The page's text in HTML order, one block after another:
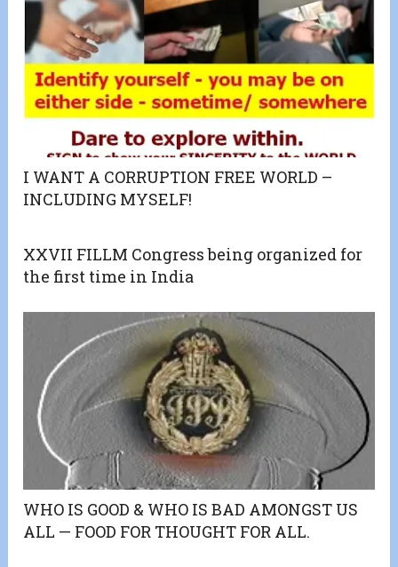
I WANT A CORRUPTION FREE WORLD –
INCLUDING MYSELF!
XXVII FILLM Congress being organized for
the first time in India
WHO IS GOOD & WHO IS BAD AMONGST US
ALL — FOOD FOR THOUGHT FOR ALL.